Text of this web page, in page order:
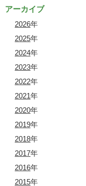
アーカイブ
2026年
2025年
2024年
2023年
2022年
2021年
2020年
2019年
2018年
2017年
2016年
2015年